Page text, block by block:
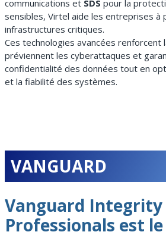
communications et SDS pour la
sensibles, Virtel aide les entreprises à
infrastructures critiques.
Ces technologies avancées
préviennent les cyberattaques et
confidentialité des données tout en
et la fiabilité des systèmes.
VANGUARD
Vanguard Integrity
Professionals est